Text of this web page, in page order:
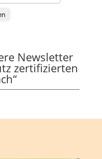
Newsletter
zertifizierten